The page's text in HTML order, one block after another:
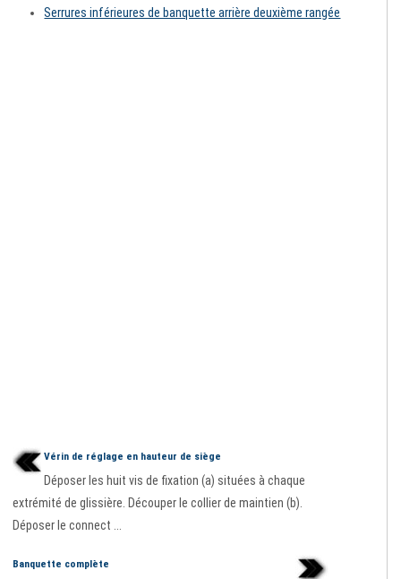
Serrures inférieures de banquette arrière deuxième rangée
Vérin de réglage en hauteur de siège
Déposer les huit vis de fixation (a) situées à chaque
extrémité de glissière. Découper le collier de maintien (b).
Déposer le connect ...
Banquette complète